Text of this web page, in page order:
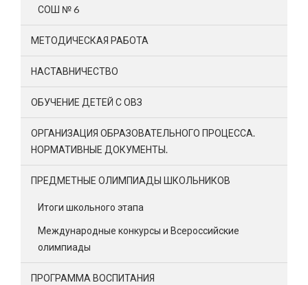
СОШ № 6
МЕТОДИЧЕСКАЯ РАБОТА
НАСТАВНИЧЕСТВО
ОБУЧЕНИЕ ДЕТЕЙ С ОВЗ
ОРГАНИЗАЦИЯ ОБРАЗОВАТЕЛЬНОГО ПРОЦЕССА.
НОРМАТИВНЫЕ ДОКУМЕНТЫ.
ПРЕДМЕТНЫЕ ОЛИМПИАДЫ ШКОЛЬНИКОВ
Итоги школьного этапа
Международные конкурсы и Всероссийские
олимпиады
ПРОГРАММА ВОСПИТАНИЯ